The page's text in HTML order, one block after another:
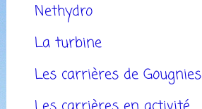
Nethydro
La turbine
Les carrières de